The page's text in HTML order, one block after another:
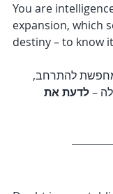
You are
expansion, which
destiny – to know
להתרחב,
– לדעת את